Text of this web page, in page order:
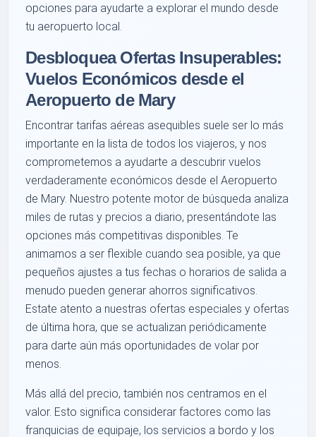
opciones para ayudarte a explorar el mundo desde
tu aeropuerto local.
Desbloquea Ofertas Insuperables:
Vuelos Económicos desde el
Aeropuerto de Mary
Encontrar tarifas aéreas asequibles suele ser lo más
importante en la lista de todos los viajeros, y nos
comprometemos a ayudarte a descubrir vuelos
verdaderamente económicos desde el Aeropuerto
de Mary. Nuestro potente motor de búsqueda analiza
miles de rutas y precios a diario, presentándote las
opciones más competitivas disponibles. Te
animamos a ser flexible cuando sea posible, ya que
pequeños ajustes a tus fechas o horarios de salida a
menudo pueden generar ahorros significativos.
Estate atento a nuestras ofertas especiales y ofertas
de última hora, que se actualizan periódicamente
para darte aún más oportunidades de volar por
menos.
Más allá del precio, también nos centramos en el
valor. Esto significa considerar factores como las
franquicias de equipaje, los servicios a bordo y los